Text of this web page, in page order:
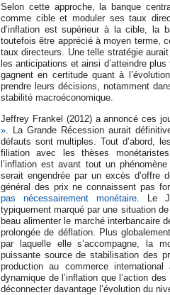
Selon cette approche, la banque
comme cible et moduler ses taux
d’inflation est supérieur à la cible, la
toutefois être apprécié à moyen terme,
taux directeurs. Une telle stratégie
les anticipations et ainsi d’atteindre
gagnent en certitude quant à
prendre leurs décisions, notamment
stabilité macroéconomique.
Jeffrey Frankel (2012) a annoncé ces
». La Grande Récession aurait
défauts sont multiples. Tout d’abord,
filiation avec les thèses
l’inflation est avant tout un
serait engendrée par un excès d’offre
général des prix ne connaissent pas
pas nécessairement monétaire. Le
typiquement marqué par une situation
beau alimenter le marché interbancaire
prolongée de déflation. Plus
par laquelle elle s’accompagne, la
puissante source de stabilisation des
production au commerce
dynamique de l’inflation que l’action
déconnecter davantage l’évolution du